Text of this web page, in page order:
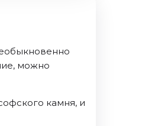
можно
камня, и